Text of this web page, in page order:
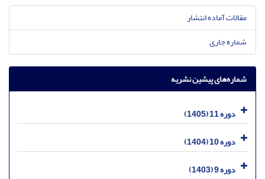
مقالات آماده انتشار
شماره جاری
شماره‌های پیشین نشریه
دوره 11 (1405)
دوره 10 (1404)
دوره 9 (1403)